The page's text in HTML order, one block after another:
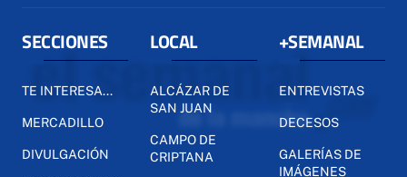
SECCIONES
TE INTERESA...
MERCADILLO
DIVULGACIÓN
LOCAL
ALCÁZAR DE
SAN JUAN
CAMPO DE
CRIPTANA
+SEMANAL
ENTREVISTAS
DECESOS
GALERÍAS DE
IMÁGENES